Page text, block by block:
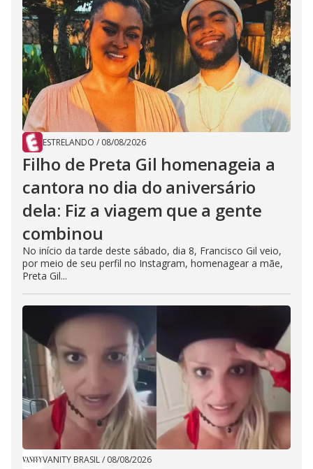
ESTRELANDO / 08/08/2026
Filho de Preta Gil homenageia a
cantora no dia do aniversário
dela: Fiz a viagem que a gente
combinou
No início da tarde deste sábado, dia 8, Francisco Gil veio,
por meio de seu perfil no Instagram, homenagear a mãe,
Preta Gil...
VANITY BRASIL/ 08/08/2026